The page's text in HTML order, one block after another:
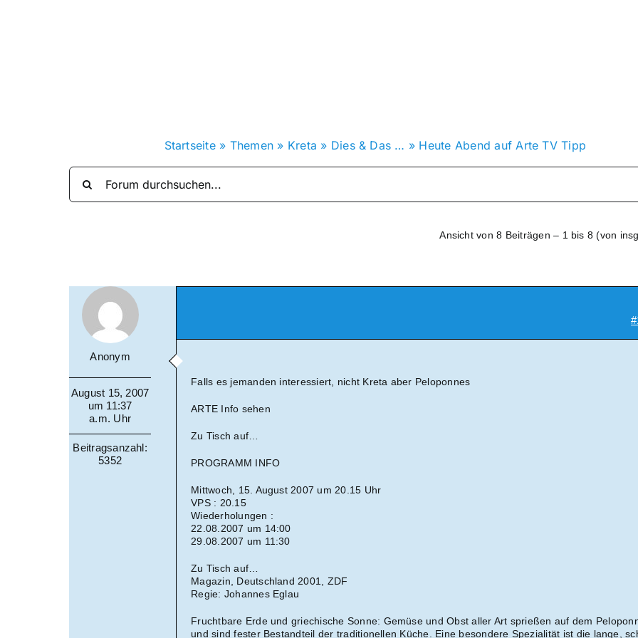
Startseite» Themen » Kreta » Dies & Das … » Heute Abend auf Arte TV Tipp
Ansicht von 8 Beiträgen – 1 bis 8 (von
Anonym
August 15, 2007
um 11:37
a.m. Uhr
Beitragsanzahl:
5352
Falls es jemanden interessiert, nicht Kreta aber Peloponnes
ARTE Info sehen
Zu Tisch auf…
PROGRAMM INFO
Mittwoch, 15. August 2007 um 20.15 Uhr
VPS : 20.15
Wiederholungen :
22.08.2007 um 14:00
29.08.2007 um 11:30
Zu Tisch auf…
Magazin, Deutschland 2001, ZDF
Regie: Johannes Eglau
Fruchtbare Erde und griechische Sonne: Gemüse und Obst aller Art sprießen auf dem
und sind fester Bestandteil der traditionellen Küche. Eine besondere Spezialität ist die lange,